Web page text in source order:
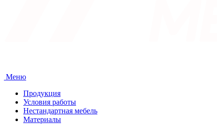
Меню
Продукция
Условия работы
Нестандартная мебель
Материалы